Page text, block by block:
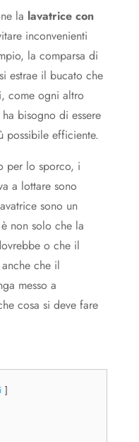
la lavatrice con
inconvenienti
la comparsa di
estrae il bucato che
come ogni altro
bisogno di essere
possibile efficiente.
per lo sporco, i
a lottare sono
sono un
non solo che la
o che il
che il
messo a
cosa si deve fare